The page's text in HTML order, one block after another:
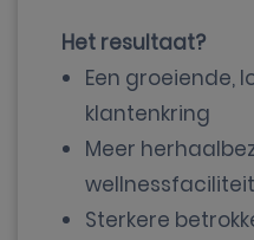
Het resultaat?
Een groeiende,
klantenkring
Meer
Sterkere